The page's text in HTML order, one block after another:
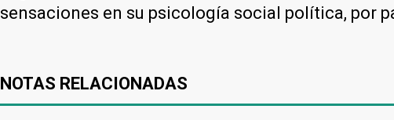
sensaciones en su psicología social política, por
NOTAS RELACIONADAS